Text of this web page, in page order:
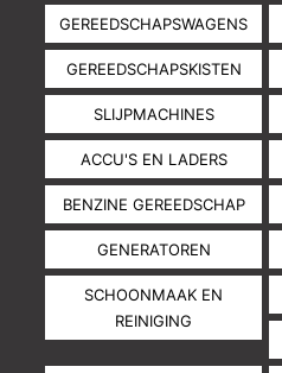
GEREEDSCHAPSWAGENS
GEREEDSCHAPSKISTEN
SLIJPMACHINES
ACCU'S EN LADERS
BENZINE GEREEDSCHAP
GENERATOREN
SCHOONMAAK EN
REINIGING